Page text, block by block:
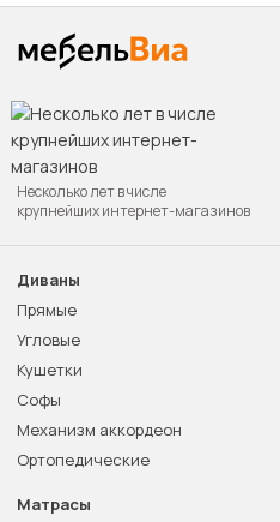
Несколько лет в числе
крупнейших интернет-магазинов
Диваны
Прямые
Угловые
Кушетки
Софы
Механизм аккордеон
Ортопедические
Матрасы